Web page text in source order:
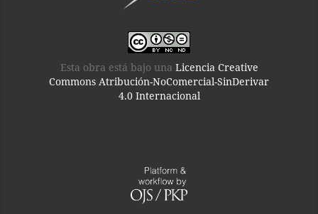
Esta obra está bajo una Licencia Creative
Commons Atribución-NoComercial-SinDerivar
4.0 Internacional